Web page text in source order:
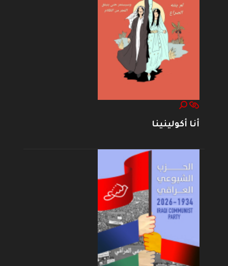
أنا أكولينينا